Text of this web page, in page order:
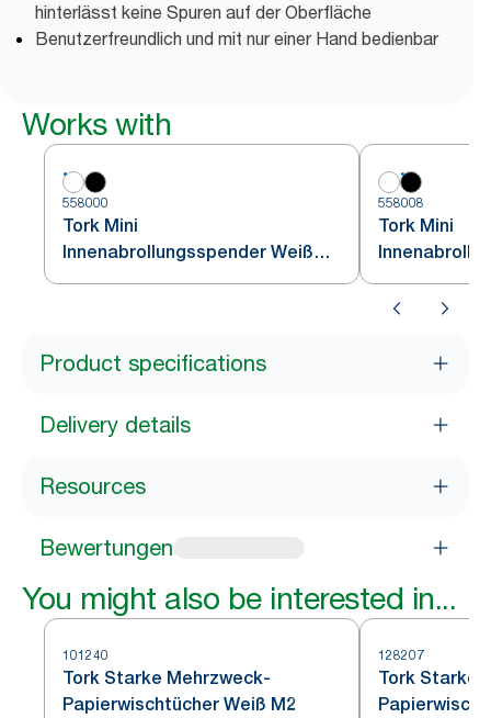
hinterlässt keine Spuren auf der Oberfläche
Benutzerfreundlich und mit nur einer Hand bedienbar
Works with
558000
Tork Mini
Innenabrollungsspender Weiß
M1
558008
Tork Mini
Schwarz M1
Product specifications
Delivery details
Resources
Bewertungen
You might also be interested in...
101240
Tork Starke Mehrzweck-
Papierwischtücher Weiß M2
128207
Tork Starke